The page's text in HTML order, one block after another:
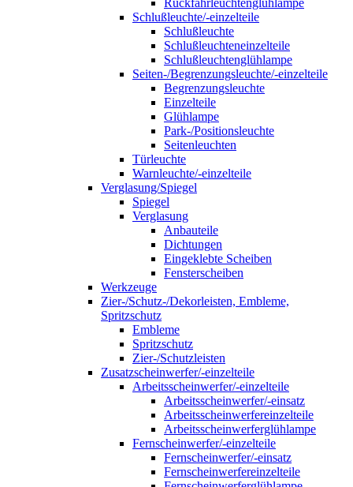
Rückfahrleuchtenglühlampe
Schlußleuchte/-einzelteile
Schlußleuchte
Schlußleuchteneinzelteile
Schlußleuchtenglühlampe
Seiten-/Begrenzungsleuchte/-einzelteile
Begrenzungsleuchte
Einzelteile
Glühlampe
Park-/Positionsleuchte
Seitenleuchten
Türleuchte
Warnleuchte/-einzelteile
Verglasung/Spiegel
Spiegel
Verglasung
Anbauteile
Dichtungen
Eingeklebte Scheiben
Fensterscheiben
Werkzeuge
Zier-/Schutz-/Dekorleisten, Embleme,
Spritzschutz
Embleme
Spritzschutz
Zier-/Schutzleisten
Zusatzscheinwerfer/-einzelteile
Arbeitsscheinwerfer/-einzelteile
Arbeitsscheinwerfer/-einsatz
Arbeitsscheinwerfereinzelteile
Arbeitsscheinwerferglühlampe
Fernscheinwerfer/-einzelteile
Fernscheinwerfer/-einsatz
Fernscheinwerfereinzelteile